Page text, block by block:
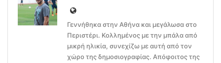
Γεννήθηκα στην Αθήνα και μεγάλωσα στο
Περιστέρι. Κολλημένος με την μπάλα από
μικρή ηλικία, συνεχίζω με αυτή από τον
χώρο της δημοσιογραφίας. Απόφοιτος της